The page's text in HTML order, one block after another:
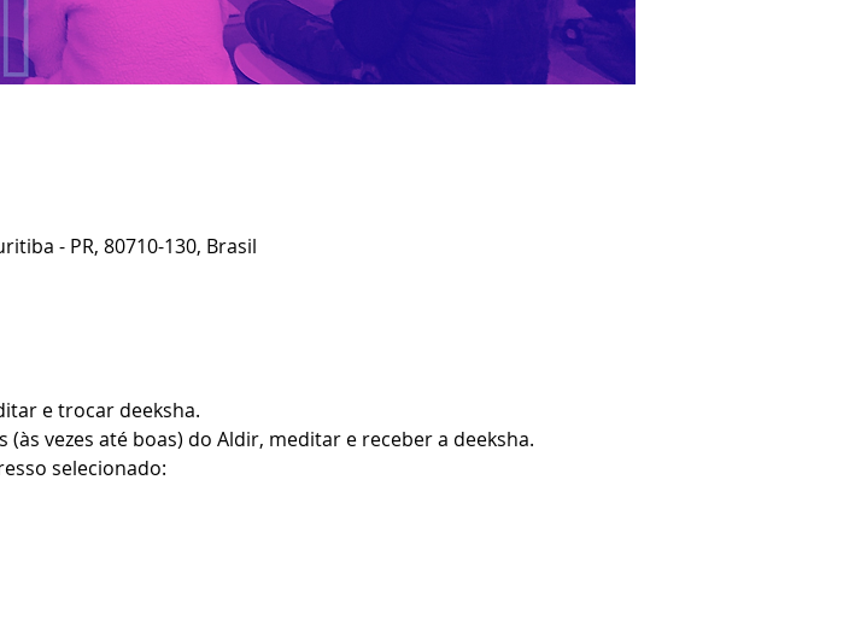
- PR, 80710-130, Brasil
e trocar deeksha.
vezes até boas) do Aldir, meditar e receber a deeksha.
selecionado: